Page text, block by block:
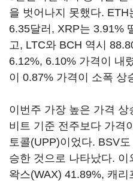
을 벗어나지 못했다.
6.35달러, XRP는 3.91%
고, LTC와 BCH 역시
6.12%, 6.10% 가격이 내
이 0.87% 가격이 소폭 상
이번주 가장 높은 가격
비트 기준 전주보다 가격
토콜(UPP)이었다. BSV
승한 것으로 나타났다.
왁스(WAX) 41.89%, 캐리